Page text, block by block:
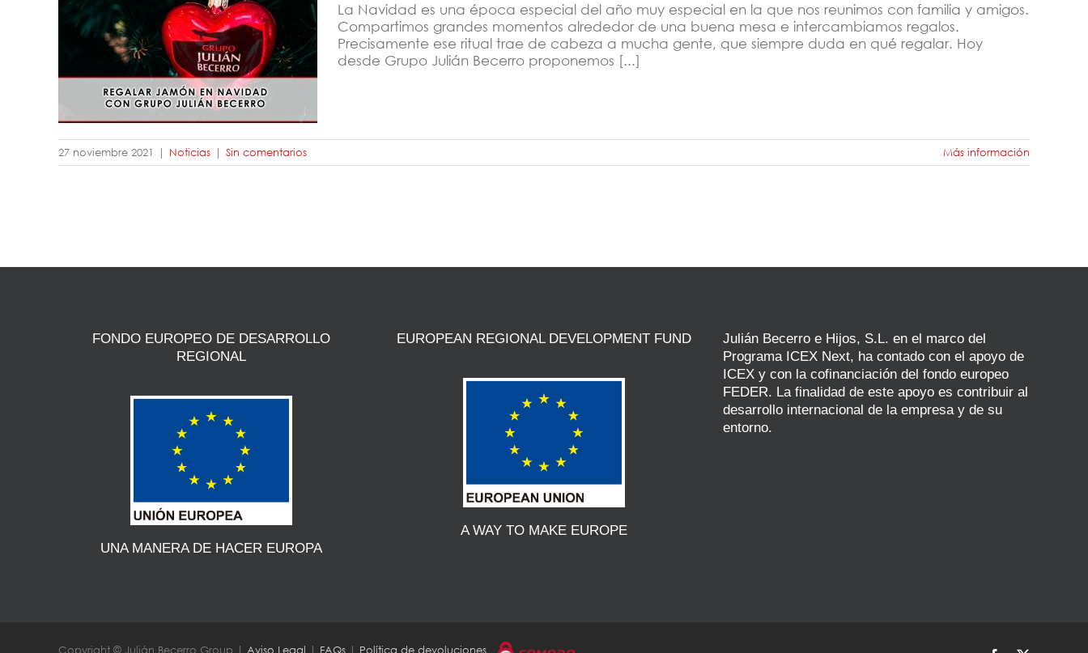
Regalar jamón en Navidad para
acertar
La Navidad es una época especial del año muy especial en la que nos reunimos con familia y amigos.
Compartimos grandes momentos alrededor de una buena mesa e intercambiamos regalos.
Precisamente ese ritual trae de cabeza a mucha gente, que siempre duda en qué regalar. Hoy
desde Grupo Julián Becerro proponemos [...]
27 noviembre 2021 | Noticias | Sin comentarios Más información
FONDO EUROPEO DE DESARROLLO
REGIONAL
UNA MANERA DE HACER EUROPA
EUROPEAN REGIONAL DEVELOPMENT FUND
A WAY TO MAKE EUROPE
Julián Becerro e Hijos, S.L. en el marco del
Programa ICEX Next, ha contado con el apoyo de
ICEX y con la cofinanciación del fondo europeo
FEDER. La finalidad de este apoyo es contribuir al
desarrollo internacional de la empresa y de su
entorno.